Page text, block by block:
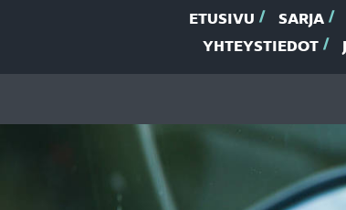
ETUSIVU SARJA
YHTEYSTIEDOT